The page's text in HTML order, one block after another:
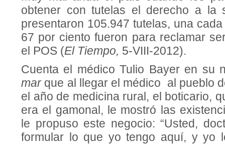
obtener con tutelas el derecho a la
presentaron 105.947 tutelas, una
67 por ciento fueron para reclamar
el POS (El Tiempo, 5-VIII-2012).
Cuenta el médico Tulio Bayer en su
mar que al llegar el médico al pueblo
el año de medicina rural, el boticario,
era el gamonal, le mostró las
le propuso este negocio: “Usted,
formular lo que yo tengo aquí, y yo